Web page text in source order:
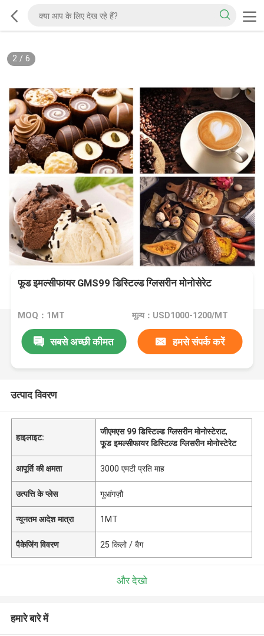
2/ 6
फूड इमल्सीफायर GMS99 डिस्टिल्ड ग्लिसरीन मोनोसेरेट
MOQ：1MT मूल्य：USD1000-1200/MT
सबसे अच्छी कीमत हमसे संपर्क करें
उत्पाद विवरण
हाइलाइट:
जीएमएस 99 डिस्टिल्ड ग्लिसरीन मोनोस्टेराट,
फूड इमल्सीफायर डिस्टिल्ड ग्लिसरीन मोनोस्टेरेट
आपूर्ति की क्षमता 3000 एमटी प्रति माह
उत्पत्ति के प्लेस गुआंगज़ौ
न्यूनतम आदेश मात्रा 1MT
पैकेजिंग विवरण 25 किलो / बैग
और देखो
हमारे बारे में